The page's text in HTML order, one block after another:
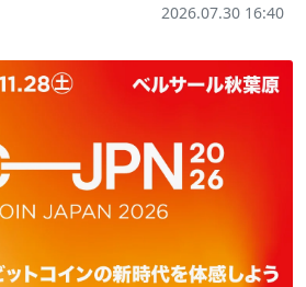
2026.07.30 16:40